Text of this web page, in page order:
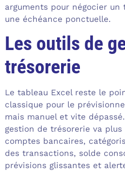
arguments pour négocier un
une échéance ponctuelle.
Les outils de
trésorerie
Le tableau Excel reste le
classique pour le
mais manuel et vite
gestion de trésorerie va
comptes bancaires,
des transactions, solde
prévisions glissantes et